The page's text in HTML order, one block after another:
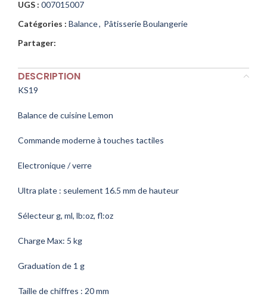
UGS : 007015007
Catégories : Balance, Pâtisserie Boulangerie
Partager:
DESCRIPTION
KS19
Balance de cuisine Lemon
Commande moderne à touches tactiles
Electronique / verre
Ultra plate : seulement 16.5 mm de hauteur
Sélecteur g, ml, lb:oz, fl:oz
Charge Max: 5 kg
Graduation de 1 g
Taille de chiffres : 20 mm